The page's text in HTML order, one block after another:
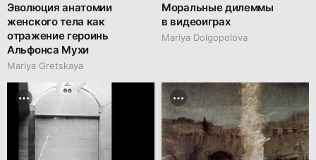
Эволюция анатомии
женского тела как
отражение героинь
Альфонса Мухи
Mariya Gretskaya
Моральные дилеммы
в видеоиграх
Mariya Dolgopolova